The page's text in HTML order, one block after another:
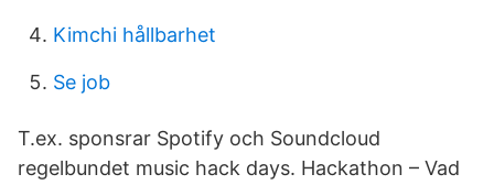
Kimchi hållbarhet
Se job
T.ex. sponsrar Spotify och Soundcloud
regelbundet music hack days. Hackathon – Vad